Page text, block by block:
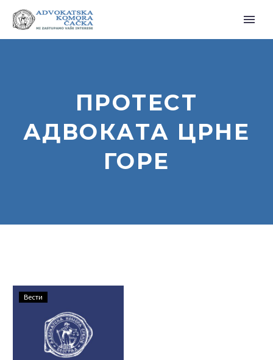
ПРОТЕСТ
АДВОКАТА ЦРНЕ
ГОРЕ
Србије
у
вези
Вести